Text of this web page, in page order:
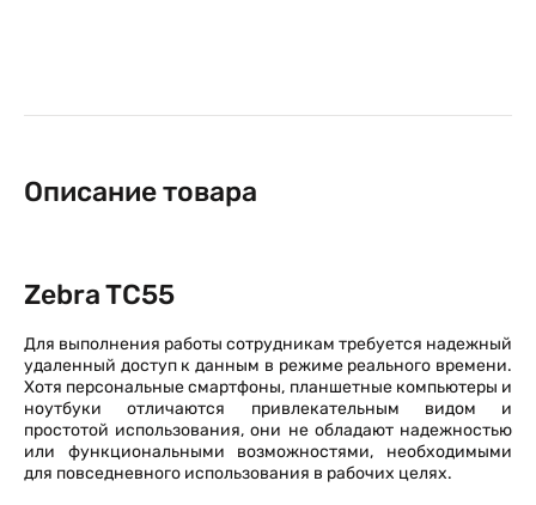
Описание товара
Zebra TC55
Для выполнения работы сотрудникам требуется надежный
удаленный доступ к данным в режиме реального времени.
Хотя персональные смартфоны, планшетные компьютеры и
ноутбуки отличаются привлекательным видом и
простотой использования, они не обладают надежностью
или функциональными возможностями, необходимыми
для повседневного использования в рабочих целях.